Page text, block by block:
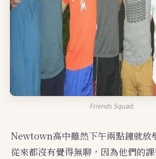
Friends Squad.
Newtown高中雖然下午兩點鐘就放
從來都沒有覺得無聊，因為他們的